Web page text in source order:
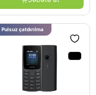
Pulsuz çatdırılma